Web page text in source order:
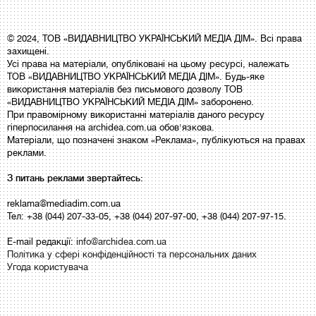
© 2024, ТОВ «ВИДАВНИЦТВО УКРАЇНСЬКИЙ МЕДІА ДІМ». Всі права
захищені.
Усі права на матеріали, опубліковані на цьому ресурсі, належать
ТОВ «ВИДАВНИЦТВО УКРАЇНСЬКИЙ МЕДІА ДІМ». Будь-яке
використання матеріалів без письмового дозволу ТОВ
«ВИДАВНИЦТВО УКРАЇНСЬКИЙ МЕДІА ДІМ» заборонено.
При правомірному використанні матеріалів даного ресурсу
гіперпосилання на archidea.com.ua обов'язкова.
Матеріали, що позначені знаком «Реклама», публікуються на правах
реклами.
З питань реклами звертайтесь:
reklama@mediadim.com.ua
Тел: +38 (044) 207-33-05, +38 (044) 207-97-00, +38 (044) 207-97-15.
E-mail редакції:info@archidea.com.ua
Політика у сфері конфіденційності та персональних даних
Угода користувача